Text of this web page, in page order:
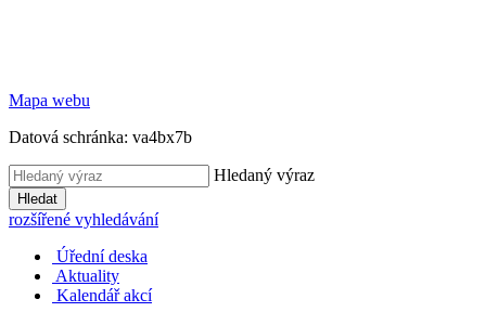
Mapa webu
Datová schránka: va4bx7b
Hledaný výraz
Hledat
rozšířené vyhledávání
Úřední deska
Aktuality
Kalendář akcí